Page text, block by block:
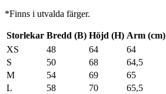
*Finns i utvalda färger.
Storlekar Bredd (B) Höjd (H) Arm (cm)
XS
48 64
64
S
50 68
64,5
M
54 69
65
L
58 70
65,5